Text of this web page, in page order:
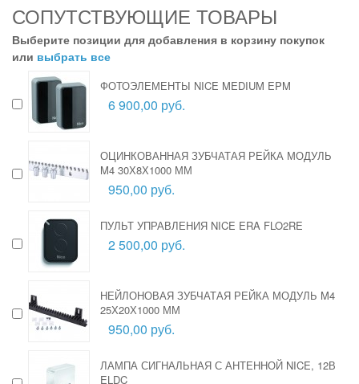
СОПУТСТВУЮЩИЕ ТОВАРЫ
Выберите позиции для добавления в корзину покупок
или выбрать все
ФОТОЭЛЕМЕНТЫ NICE MEDIUM EPM
6 900,00 руб.
ОЦИНКОВАННАЯ ЗУБЧАТАЯ РЕЙКА МОДУЛЬ
M4 30Х8Х1000 ММ
950,00 руб.
ПУЛЬТ УПРАВЛЕНИЯ NICE ERA FLO2RE
2 500,00 руб.
НЕЙЛОНОВАЯ ЗУБЧАТАЯ РЕЙКА МОДУЛЬ M4
25Х20Х1000 ММ
950,00 руб.
ЛАМПА СИГНАЛЬНАЯ С АНТЕННОЙ NICE, 12В
ELDC